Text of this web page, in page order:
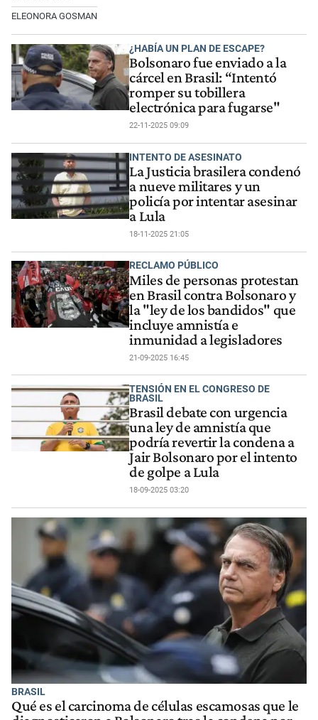
ELEONORA GOSMAN
¿HABÍA UN PLAN DE ESCAPE?
Bolsonaro fue enviado a la
cárcel en Brasil: “Intentó
romper su tobillera
electrónica para fugarse"
22-11-2025 09:09
INTENTO DE ASESINATO
La Justicia brasilera condenó
a nueve militares y un
policía por intentar asesinar
a Lula
18-11-2025 21:05
RECLAMO PÚBLICO
Miles de personas protestan
en Brasil contra Bolsonaro y
la "ley de los bandidos" que
incluye amnistía e
inmunidad a legisladores
21-09-2025 16:45
TENSIÓN EN EL CONGRESO DE
BRASIL
Brasil debate con urgencia
una ley de amnistía que
podría revertir la condena a
Jair Bolsonaro por el intento
de golpe a Lula
18-09-2025 03:20
BRASIL
Qué es el carcinoma de células escamosas que le